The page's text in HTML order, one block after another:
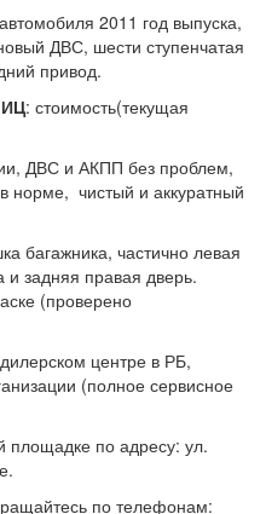
2011 год выпуска,
ДВС, шести ступенчатая
привод.
: стоимость(текущая
ДВС и АКПП без проблем,
норме, чистый и аккуратный
багажника, частично левая
и задняя правая дверь.
(проверено
центре в РБ,
(полное сервисное
площадке по адресу: ул.
по телефонам: